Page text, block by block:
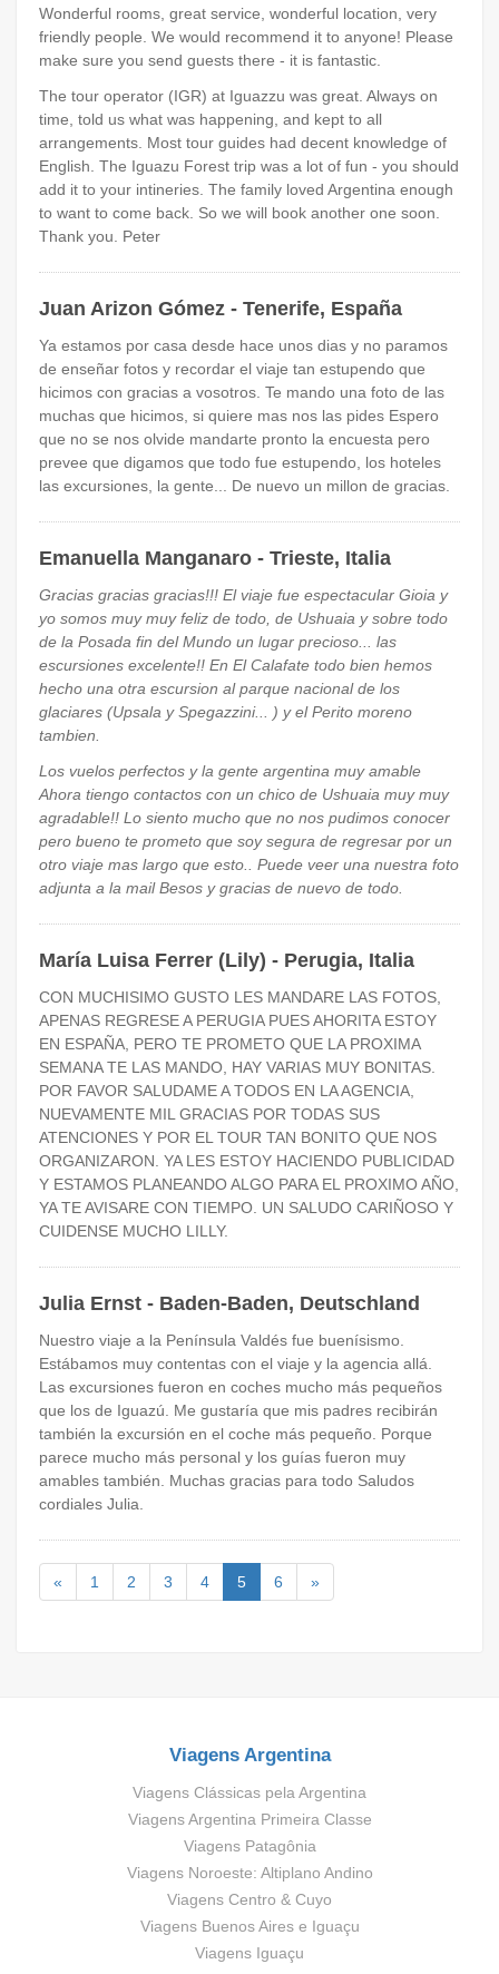
Wonderful rooms, great service, wonderful location, very
friendly people. We would recommend it to anyone! Please
make sure you send guests there - it is fantastic.
The tour operator (IGR) at Iguazzu was great. Always on
time, told us what was happening, and kept to all
arrangements. Most tour guides had decent knowledge of
English. The Iguazu Forest trip was a lot of fun - you should
add it to your intineries. The family loved Argentina enough
to want to come back. So we will book another one soon.
Thank you. Peter
Juan Arizon Gómez - Tenerife, España
Ya estamos por casa desde hace unos dias y no paramos
de enseñar fotos y recordar el viaje tan estupendo que
hicimos con gracias a vosotros. Te mando una foto de las
muchas que hicimos, si quiere mas nos las pides Espero
que no se nos olvide mandarte pronto la encuesta pero
prevee que digamos que todo fue estupendo, los hoteles
las excursiones, la gente... De nuevo un millon de gracias.
Emanuella Manganaro - Trieste, Italia
Gracias gracias gracias!!! El viaje fue espectacular Gioia y
yo somos muy muy feliz de todo, de Ushuaia y sobre todo
de la Posada fin del Mundo un lugar precioso... las
escursiones excelente!! En El Calafate todo bien hemos
hecho una otra escursion al parque nacional de los
glaciares (Upsala y Spegazzini... ) y el Perito moreno
tambien.
Los vuelos perfectos y la gente argentina muy amable
Ahora tiengo contactos con un chico de Ushuaia muy muy
agradable!! Lo siento mucho que no nos pudimos conocer
pero bueno te prometo que soy segura de regresar por un
otro viaje mas largo que esto.. Puede veer una nuestra foto
adjunta a la mail Besos y gracias de nuevo de todo.
María Luisa Ferrer (Lily) - Perugia, Italia
CON MUCHISIMO GUSTO LES MANDARE LAS FOTOS,
APENAS REGRESE A PERUGIA PUES AHORITA ESTOY
EN ESPAÑA, PERO TE PROMETO QUE LA PROXIMA
SEMANA TE LAS MANDO, HAY VARIAS MUY BONITAS.
POR FAVOR SALUDAME A TODOS EN LA AGENCIA,
NUEVAMENTE MIL GRACIAS POR TODAS SUS
ATENCIONES Y POR EL TOUR TAN BONITO QUE NOS
ORGANIZARON. YA LES ESTOY HACIENDO PUBLICIDAD
Y ESTAMOS PLANEANDO ALGO PARA EL PROXIMO AÑO,
YA TE AVISARE CON TIEMPO. UN SALUDO CARIÑOSO Y
CUIDENSE MUCHO LILLY.
Julia Ernst - Baden-Baden, Deutschland
Nuestro viaje a la Península Valdés fue buenísismo.
Estábamos muy contentas con el viaje y la agencia allá.
Las excursiones fueron en coches mucho más pequeños
que los de Iguazú. Me gustaría que mis padres recibirán
también la excursión en el coche más pequeño. Porque
parece mucho más personal y los guías fueron muy
amables también. Muchas gracias para todo Saludos
cordiales Julia.
« 1 2 3 4 5 6 »
Viagens Argentina
Viagens Clássicas pela Argentina
Viagens Argentina Primeira Classe
Viagens Patagônia
Viagens Noroeste: Altiplano Andino
Viagens Centro & Cuyo
Viagens Buenos Aires e Iguaçu
Viagens Iguaçu